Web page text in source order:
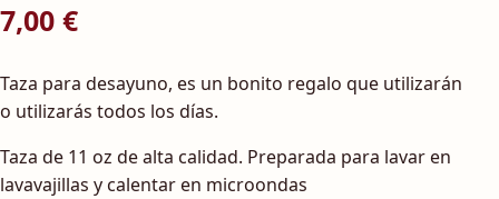
7,00 €
Taza para desayuno, es un bonito regalo que utilizarán
o utilizarás todos los días.
Taza de 11 oz de alta calidad. Preparada para lavar en
lavavajillas y calentar en microondas